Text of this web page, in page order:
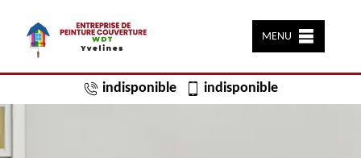
MENU
indisponible indisponible